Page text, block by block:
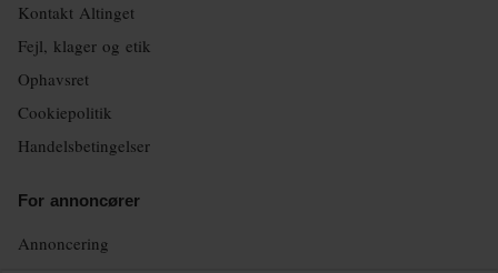
Kontakt Altinget
Fejl, klager og etik
Ophavsret
Cookiepolitik
Handelsbetingelser
For annoncører
Annoncering